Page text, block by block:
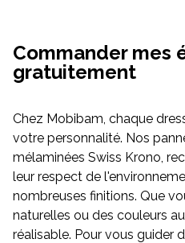
Commander mes
gratuitement
Chez Mobibam, chaque
votre personnalité. Nos
mélaminées Swiss Krono,
leur respect de
nombreuses finitions. Que
naturelles ou des couleurs
réalisable. Pour vous guider